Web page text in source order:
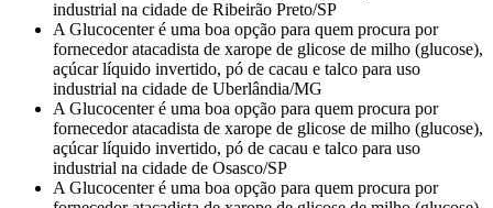
industrial na cidade de Ribeirão Preto/SP
A Glucocenter é uma boa opção para quem procura por
fornecedor atacadista de xarope de glicose de milho (glucose),
açúcar líquido invertido, pó de cacau e talco para uso
industrial na cidade de Uberlândia/MG
A Glucocenter é uma boa opção para quem procura por
fornecedor atacadista de xarope de glicose de milho (glucose),
açúcar líquido invertido, pó de cacau e talco para uso
industrial na cidade de Osasco/SP
A Glucocenter é uma boa opção para quem procura por